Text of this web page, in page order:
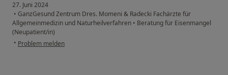
27. Juni 2024
• GanzGesund Zentrum Dres. Momeni & Radecki Fachärzte für
Allgemeinmedizin und Naturheilverfahren • Beratung für Eisenmangel
(Neupatient/in)
• Problem melden